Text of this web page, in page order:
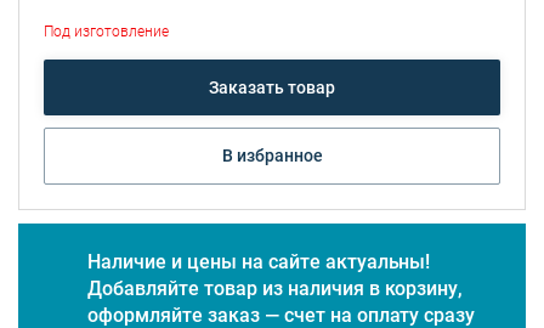
Под изготовление
Заказать товар
В избранное
Наличие и цены на сайте актуальны!
Добавляйте товар из наличия в корзину,
оформляйте заказ — счет на оплату сразу